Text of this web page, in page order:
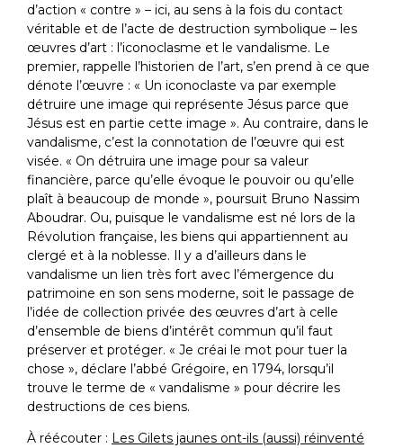
d’action « contre » – ici, au sens à la fois du contact
véritable et de l’acte de destruction symbolique – les
œuvres d’art : l’iconoclasme et le vandalisme. Le
premier, rappelle l’historien de l’art, s’en prend à ce que
dénote l’œuvre : « Un iconoclaste va par exemple
détruire une image qui représente Jésus parce que
Jésus est en partie cette image ». Au contraire, dans le
vandalisme, c’est la connotation de l’œuvre qui est
visée. « On détruira une image pour sa valeur
financière, parce qu’elle évoque le pouvoir ou qu’elle
plaît à beaucoup de monde », poursuit Bruno Nassim
Aboudrar. Ou, puisque le vandalisme est né lors de la
Révolution française, les biens qui appartiennent au
clergé et à la noblesse. Il y a d’ailleurs dans le
vandalisme un lien très fort avec l’émergence du
patrimoine en son sens moderne, soit le passage de
l’idée de collection privée des œuvres d’art à celle
d’ensemble de biens d’intérêt commun qu’il faut
préserver et protéger. « Je créai le mot pour tuer la
chose », déclare l’abbé Grégoire, en 1794, lorsqu’il
trouve le terme de « vandalisme » pour décrire les
destructions de ces biens.
À réécouter : Les Gilets jaunes ont-ils (aussi) réinventé